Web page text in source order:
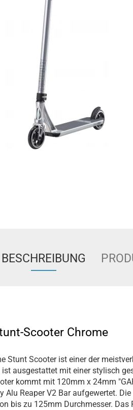
BESCHREIBUNG
Scooter Chrome
Stunt Scooter ist einer der
ausgestattet mit einer stylisch
kommt mit 120mm x 24mm
Alu Reaper V2 Bar aufgewertet.
bis zu 125mm Durchmesser.